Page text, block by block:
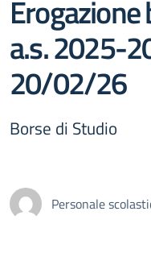
a.s. 2025-
20/02/26
Borse di Studio
Personale